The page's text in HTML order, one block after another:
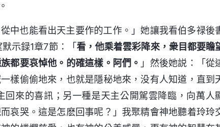
中也能看出天主要作的工作。」她讓我看伯多禄後
示録1章7節：「 看，他乘着雲彩降來，衆目都要瞻
都要哀悼他。的確這樣。阿們。 」然後她説：「從
樣偷偷地來，也就是隱秘地來，没有人知道，直到
來的喜訊；另一種是天主公開駕雲降臨，向萬人
哀哭。這是怎麽回事呢？」我聚精會神地聽着玲玲